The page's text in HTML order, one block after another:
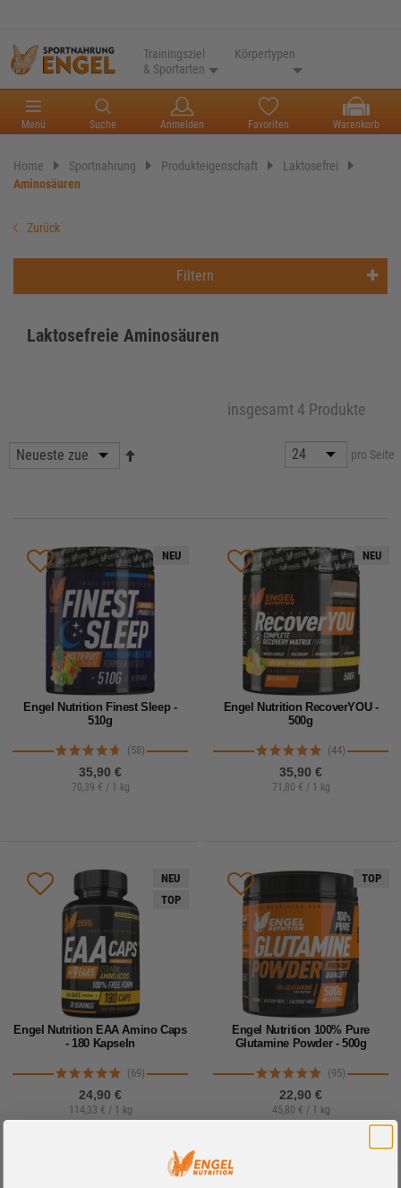
Trainingsziel
& Sportarten
Körpertypen
Menü Suche Anmelden Favoriten Warenkorb
Home Sportnahrung Produkteigenschaft
Laktosefrei
Aminosäuren
Zurück
Filtern
Laktosefreie Aminosäuren
insgesamt 4 Produkte
pro Seite
NEU
Engel Nutrition Finest Sleep -
510g
(58)
35,90 €
70,39 € / 1 kg
NEU
Engel Nutrition RecoverYOU -
500g
(44)
35,90 €
71,80 € / 1 kg
NEU
TOP
Engel Nutrition EAA Amino Caps
- 180 Kapseln
(69)
24,90 €
114,33 € / 1 kg
TOP
Engel Nutrition 100% Pure
Glutamine Powder - 500g
(95)
22,90 €
45,80 € / 1 kg